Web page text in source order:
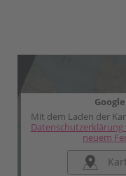
Mit dem Laden der
Datenschutzerklärung
neuem